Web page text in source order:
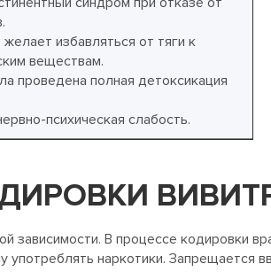
избавляться от тяги к
веществам.
проведена полная детоксикация
психическая слабость.
зависимости. В процессе кодировки
наркотики. Запрещается